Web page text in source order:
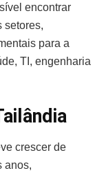
encontrar
setores,
para a
TI, engenharia
crescer de
anos,